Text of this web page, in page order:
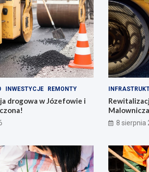
INWESTYCJE REMONTY
drogowa w Józefowie i
8 sierpnia